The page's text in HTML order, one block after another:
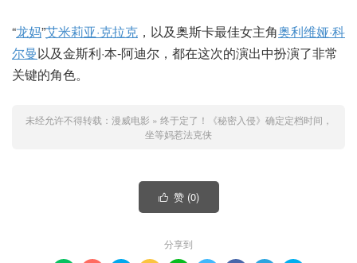
“龙妈”艾米莉亚·克拉克 ，以及奥斯卡最佳女主角奥利维娅·科
尔曼以及金斯利·本-阿迪尔，都在这次的演出中扮演了非常
关键的角色。
未经允许不得转载： 漫威电影 » 终于定了！《秘密入侵》确定定档时间，
坐等妈惹法克侠
 赞 (0)
分享到